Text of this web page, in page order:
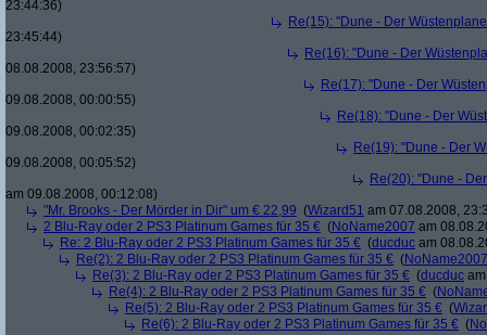
23:44:36)
Re(15): "Dune - Der
23:45:44)
Re(16): "Dune - Der
08.08.2008, 23:56:57)
Re(17): "Dune - Der
09.08.2008, 00:00:55)
Re(18): "Dune - Der
09.08.2008, 00:02:35)
Re(19): "Dune - Der
09.08.2008, 00:05:52)
Re(20): "Dune -
am 09.08.2008, 00:12:08)
"Mr. Brooks - Der Mörder in Dir" um € 22,99 (Wizard51 am 07.08.2008,
2 Blu-Ray oder 2 PS3 Platinum Games für 35 € (NoName2007 am
Re: 2 Blu-Ray oder 2 PS3 Platinum Games für 35 € (ducduc am
Re(2): 2 Blu-Ray oder 2 PS3 Platinum Games für 35 € (NoName2007
Re(3): 2 Blu-Ray oder 2 PS3 Platinum Games für 35 € (ducduc
Re(4): 2 Blu-Ray oder 2 PS3 Platinum Games für 35 € (
Re(5): 2 Blu-Ray oder 2 PS3 Platinum Games für 35 € (
Re(6): 2 Blu-Ray oder 2 PS3 Platinum Games für 35 € (